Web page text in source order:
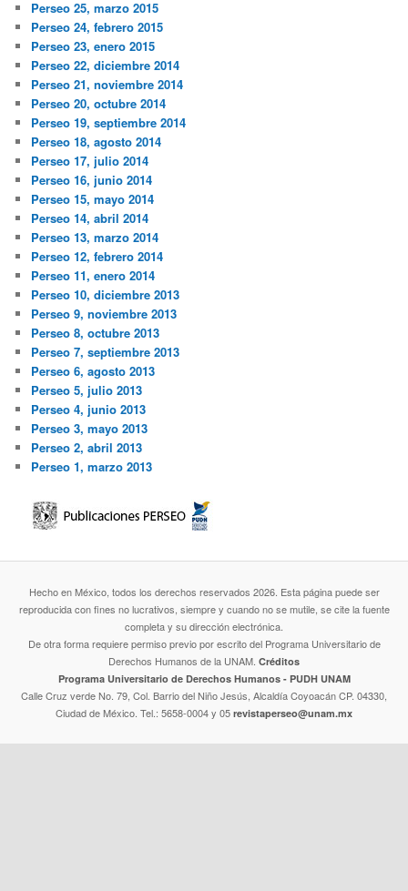
Perseo 25, marzo 2015
Perseo 24, febrero 2015
Perseo 23, enero 2015
Perseo 22, diciembre 2014
Perseo 21, noviembre 2014
Perseo 20, octubre 2014
Perseo 19, septiembre 2014
Perseo 18, agosto 2014
Perseo 17, julio 2014
Perseo 16, junio 2014
Perseo 15, mayo 2014
Perseo 14, abril 2014
Perseo 13, marzo 2014
Perseo 12, febrero 2014
Perseo 11, enero 2014
Perseo 10, diciembre 2013
Perseo 9, noviembre 2013
Perseo 8, octubre 2013
Perseo 7, septiembre 2013
Perseo 6, agosto 2013
Perseo 5, julio 2013
Perseo 4, junio 2013
Perseo 3, mayo 2013
Perseo 2, abril 2013
Perseo 1, marzo 2013
Hecho en México, todos los derechos reservados 2026. Esta página puede ser
reproducida con fines no lucrativos, siempre y cuando no se mutile, se cite la fuente
completa y su dirección electrónica.
De otra forma requiere permiso previo por escrito del Programa Universitario de
Derechos Humanos de la UNAM. Créditos
Programa Universitario de Derechos Humanos - PUDH UNAM
Calle Cruz verde No. 79, Col. Barrio del Niño Jesús, Alcaldía Coyoacán CP. 04330,
Ciudad de México. Tel.: 5658-0004 y 05 revistaperseo@unam.mx